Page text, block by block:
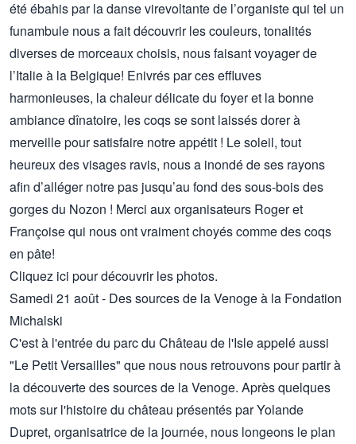
été ébahis par la danse virevoltante de l’organiste qui tel un
funambule nous a fait découvrir les couleurs, tonalités
diverses de morceaux choisis, nous faisant voyager de
l’Italie à la Belgique! Enivrés par ces effluves
harmonieuses, la chaleur délicate du foyer et la bonne
ambiance dînatoire, les coqs se sont laissés dorer à
merveille pour satisfaire notre appétit ! Le soleil, tout
heureux des visages ravis, nous a inondé de ses rayons
afin d’alléger notre pas jusqu’au fond des sous-bois des
gorges du Nozon ! Merci aux organisateurs Roger et
Françoise qui nous ont vraiment choyés comme des coqs
en pâte!
Cliquez ici pour découvrir les photos.
Samedi 21 août - Des sources de la Venoge à la Fondation
Michalski
C'est à l'entrée du parc du Château de l'Isle appelé aussi
"Le Petit Versailles" que nous nous retrouvons pour partir à
la découverte des sources de la Venoge. Après quelques
mots sur l'histoire du château présentés par Yolande
Dupret, organisatrice de la journée, nous longeons le plan